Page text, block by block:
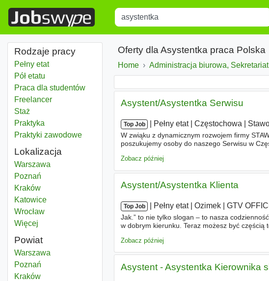
Title
Rodzaje pracy
Pełny etat
Pół etatu
Praca dla studentów
Freelancer
Staż
Praktyka
Praktyki zawodowe
Lokalizacja
Asystentka
Warszawa
Asystentka
Poznań
Asystentka
Kraków
Asystentka
Katowice
Asystentka
Wrocław
Więcej
Powiat
Asystentka
Warszawa
Asystentka
Poznań
Asystentka
KrakówPowiat
Oferty dla Asystentka praca Polska
Home Administracja biurowa, Sekretariat
Asystent/Asystentka Serwisu
Top Job Pełny etat| Częstochowa
W zwiąku z dynamicznym rozwojem firmy
poszukujemy osoby do naszego Serwisu w
Zobacz później
Asystent/Asystentka Klienta
Top Job Pełny etat| Ozimek GTV
Jak.” to nie tylko slogan – to nasza
w dobrym kierunku. Teraz możesz być częścią
Zobacz później
Asystent - Asystentka Kierownika